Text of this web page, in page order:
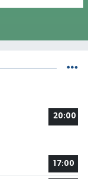
20:00
17:00